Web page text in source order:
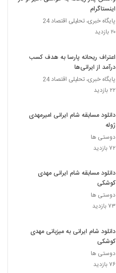
اینستاگرام
پایگاه خبری، تحلیلی اقتصاد 24
۲۰ بازدید
اعتراف ریحانه پارسا به هدف کسب
درآمد از ایرانی‌ها
پایگاه خبری، تحلیلی اقتصاد 24
۲۲ بازدید
دانلود مسابقه شام ایرانی امیرمهدی
ژوله
دوستی ها
۷۲ بازدید
دانلود مسابقه شام ایرانی مهدی
کوشکی
دوستی ها
۷۳ بازدید
دانلود شام ایرانی به میزبانی مهدی
کوشکی
دوستی ها
۷۶ بازدید